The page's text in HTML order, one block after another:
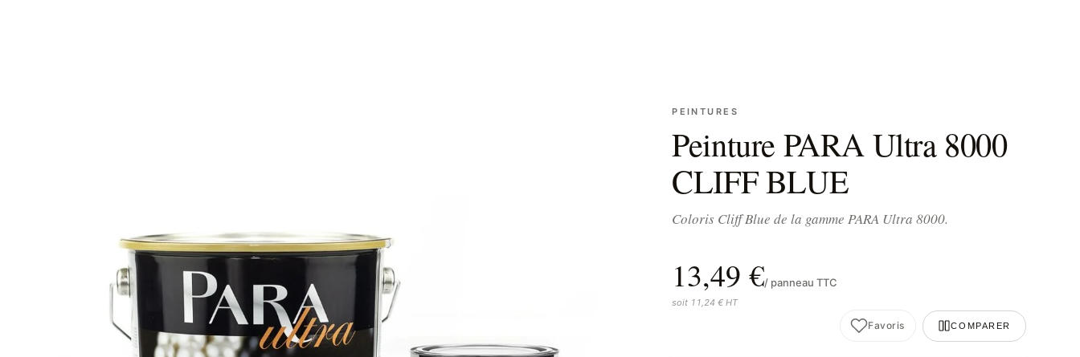
PEINTURES
Peinture PARA Ultra 8000
CLIFF BLUE
Coloris Cliff Blue de la gamme PARA Ultra 8000.
13,49 €/ panneau TTC
soit 11,24 € HT
Favoris COMPARER